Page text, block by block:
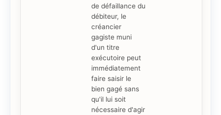
de défaillance du
débiteur, le
créancier
gagiste muni
d'un titre
exécutoire peut
immédiatement
faire saisir le
bien gagé sans
qu'il lui soit
nécessaire d'agir